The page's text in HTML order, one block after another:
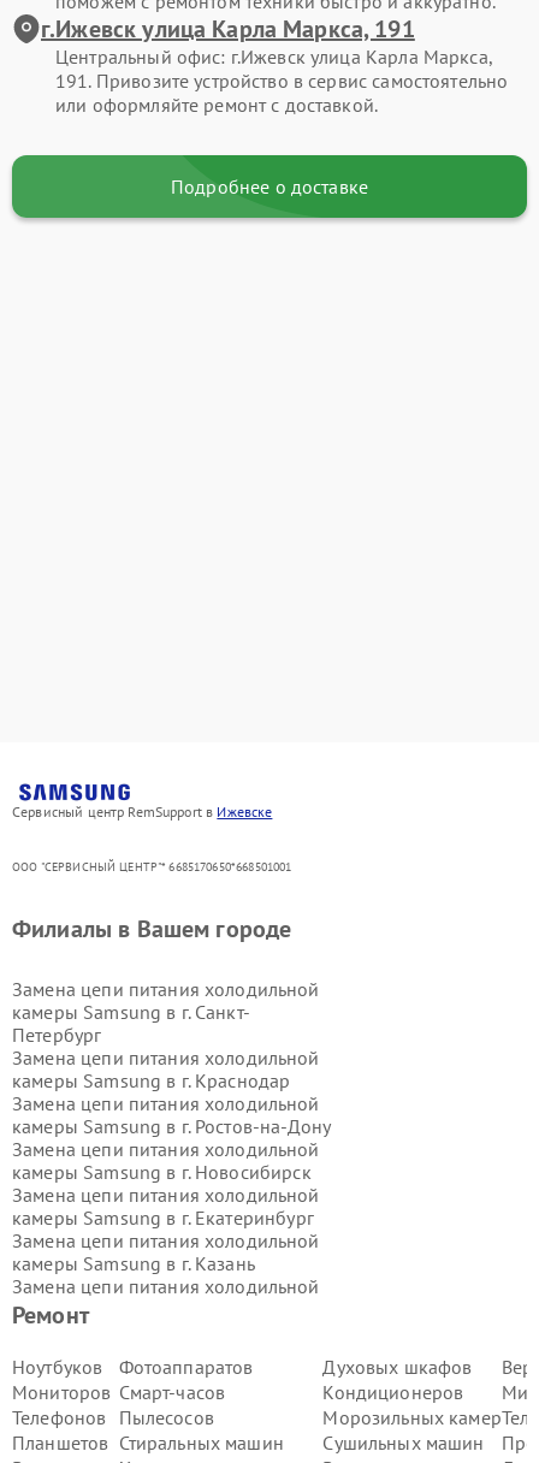
г.Ижевск улица Карла Маркса, 191
Центральный офис: г.Ижевск улица Карла Маркса,
191. Привозите устройство в сервис самостоятельно
или оформляйте ремонт с доставкой.
Подробнее о доставке
Сервисный центр RemSupport в Ижевске
ООО "СЕРВИСНЫЙ ЦЕНТР"* 6685170650*668501001
Ремонт
Ноутбуков
Мониторов
Телефонов
Планшетов
Фотоаппаратов
Смарт-часов
Пылесосов
Стиральных машин
Духовых шкафов
Кондиционеров
Морозильных камер
Сушильных машин
Филиалы в Вашем городе
Замена цепи питания холодильной
камеры Samsung в г. Санкт-
Петербург
Замена цепи питания холодильной
камеры Samsung в г. Краснодар
Замена цепи питания холодильной
камеры Samsung в г. Ростов-на-Дону
Замена цепи питания холодильной
камеры Samsung в г. Новосибирск
Замена цепи питания холодильной
камеры Samsung в г. Екатеринбург
Замена цепи питания холодильной
камеры Samsung в г. Казань
Замена цепи питания холодильной
камеры Samsung в г.
Замена цепи питания холодильной
камеры Samsung в г.
Замена цепи питания холодильной
камеры Samsung в г.Самара
Замена цепи питания холодильной
камеры Samsung в г.Пермь